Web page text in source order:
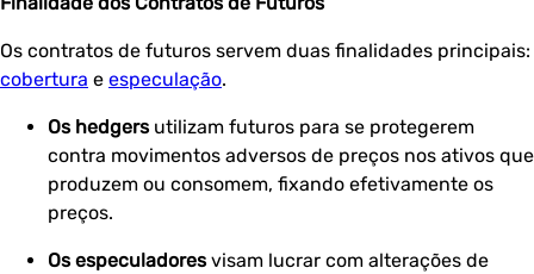
Os contratos de futuros servem duas finalidades principais:
cobertura e especulação.
Os hedgersutilizam futuros para se protegerem
contra movimentos adversos de preços nos ativos que
produzem ou consomem, fixando efetivamente os
preços.
Os especuladoresvisam lucrar com alterações de